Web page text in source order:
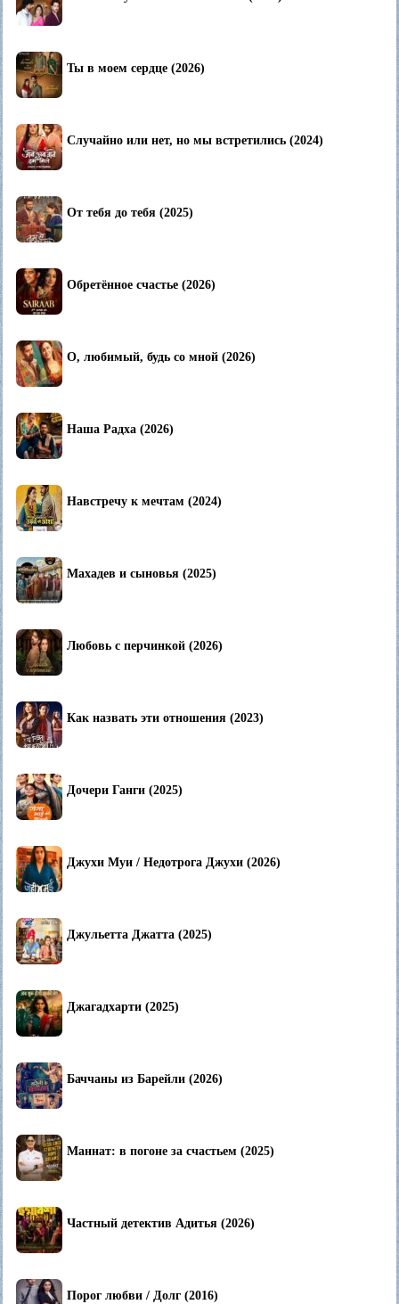
Ты в моем сердце (2026)
Случайно или нет, но мы встретились (2024)
От тебя до тебя (2025)
Обретённое счастье (2026)
О, любимый, будь со мной (2026)
Наша Радха (2026)
Навстречу к мечтам (2024)
Махадев и сыновья (2025)
Любовь с перчинкой (2026)
Как назвать эти отношения (2023)
Дочери Ганги (2025)
Джухи Муи / Недотрога Джухи (2026)
Джульетта Джатта (2025)
Джагадхарти (2025)
Баччаны из Барейли (2026)
Маннат: в погоне за счастьем (2025)
Частный детектив Адитья (2026)
Порог любви / Долг (2016)